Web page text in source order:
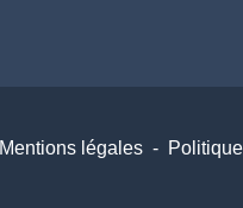
Mentions légales -